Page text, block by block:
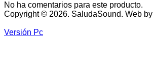
No ha comentarios para este producto.
Copyright © 2026. SaludaSound. Web
Versión Pc